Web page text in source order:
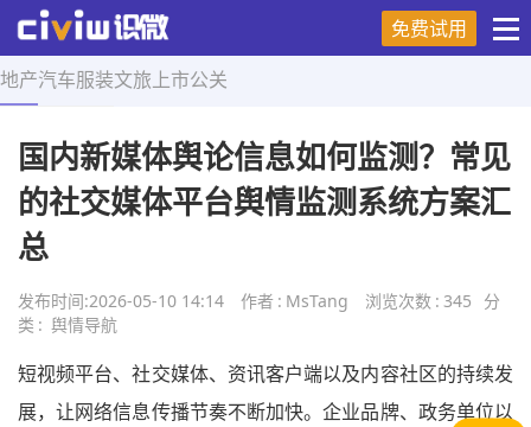
免费试用
地产汽车服装文旅 上市公关
首页 > 舆情导航 > 正文
国内新媒体舆论信息如何监测？常见
的社交媒体平台舆情监测系统方案汇
总
发布时间:2026-05-10 14:14 作者 : MsTang 浏览次数 : 345
分
类 : 舆情导航
短视频平台、社交媒体、资讯客户端以及内容社区的持续发
展，让网络信息传播节奏不断加快。企业品牌、政务单位以